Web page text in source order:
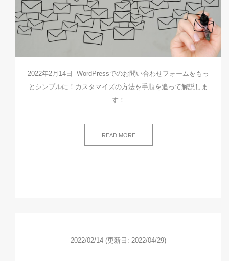
2022年2月14日 -WordPressでのお問い合わせフォームをもっ
とシンプルに！カスタマイズの方法を手順を追って解説しま
す！
READ MORE
2022/02/14 (更新日: 2022/04/29)